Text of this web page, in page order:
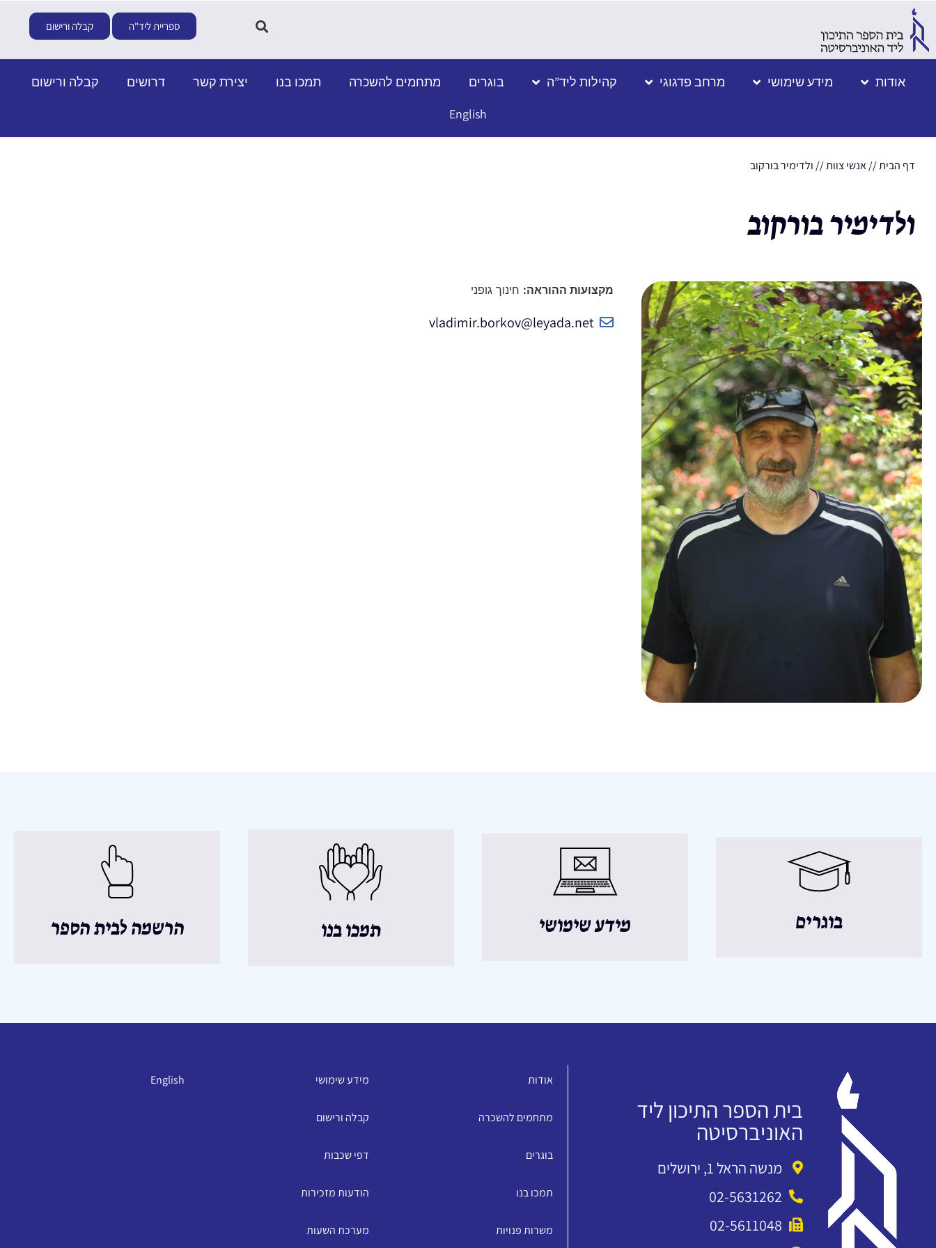
ספריית ליד"ה קבלה ורישום
אודות מידע שימושי מרחב פדגוגי קהילות ליד”ה בוגרים מתחמים להשכרה תמכו בנו יצירת קשר דרושים
קבלה ורישום
English
דף הבית//אנשי צוות// ולדימיר בורקוב
ולדימיר בורקוב
מקצועות ההוראה: חינוך גופני
vladimir.borkov@leyada.net
בוגרים מידע שימושי תמכו בנו הרשמה לבית הספר
בית הספר התיכון ליד
האוניברסיטה
מנשה הראל 1, ירושלים
02-5631262
02-5611048
אודות
מתחמים להשכרה
בוגרים
תמכו בנו
משרות פנויות
מידע שימושי
קבלה ורישום
דפי שכבות
הודעות מזכירות
מערכת השעות
English